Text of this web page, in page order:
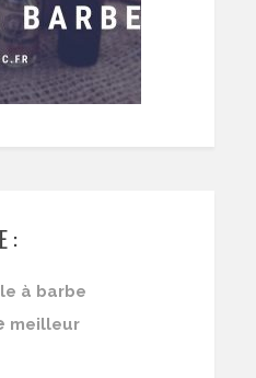
:
à barbe
meilleur